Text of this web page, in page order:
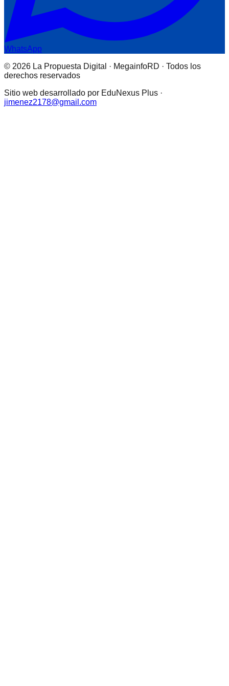
WhatsApp
© 2026 La Propuesta Digital · MegainfoRD · Todos los
derechos reservados
Sitio web desarrollado por EduNexus Plus ·
jimenez2178@gmail.com